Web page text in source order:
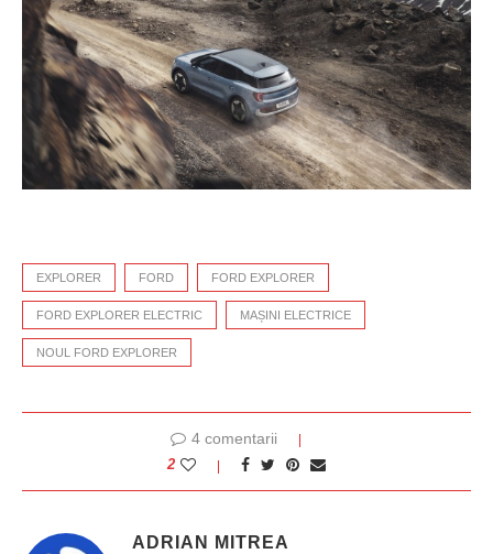
EXPLORER FORD FORD EXPLORER
FORD EXPLORER ELECTRIC MAȘINI ELECTRICE
NOUL FORD EXPLORER
4 comentarii
2
ADRIAN MITREA